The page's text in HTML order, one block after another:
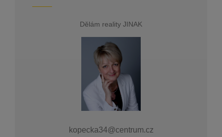
Dělám reality JINAK
kopecka34@centrum.cz